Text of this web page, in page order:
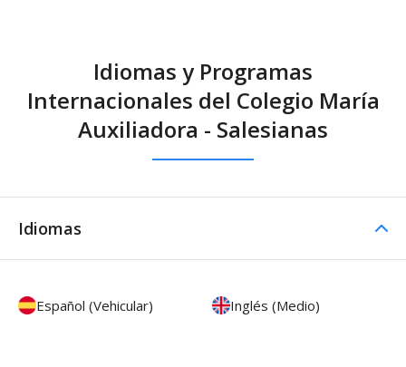
Idiomas y Programas
Internacionales del Colegio María
Auxiliadora - Salesianas
Idiomas
Español (Vehicular) Inglés (Medio)